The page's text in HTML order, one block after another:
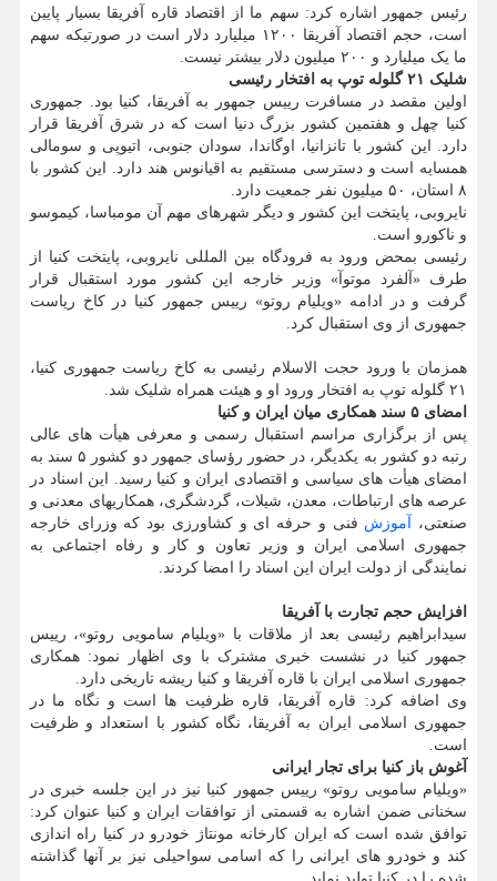
رئیس جمهور اشاره کرد: سهم ما از اقتصاد قاره آفریقا بسیار پایین
است، حجم اقتصاد آفریقا ۱۲۰۰ میلیارد دلار است در صورتیکه سهم
ما یک میلیارد و ۲۰۰ میلیون دلار بیشتر نیست.
شلیک
گلوله توپ به افتخار رئیسی
اولین مقصد در مسافرت رییس جمهور به آفریقا، کنیا بود. جمهوری
کنیا چهل و هفتمین کشور بزرگ دنیا است که در شرق آفریقا قرار
دارد. این کشور با تانزانیا، اوگاندا، سودان جنوبی، اتیوپی و سومالی
همسایه است و دسترسی مستقیم به اقیانوس هند دارد. این کشور با
۸ استان، ۵۰ میلیون نفر جمعیت دارد.
نایروبی، پایتخت این کشور و دیگر شهرهای مهم آن مومباسا، کیموسو
و ناکورو است.
رئیسی بمحض ورود به فرودگاه بین المللی نایروبی، پایتخت کنیا از
طرف «آلفرد موتوآ» وزیر خارجه این کشور مورد استقبال قرار
گرفت و در ادامه «ویلیام روتو» رییس جمهور کنیا در کاخ ریاست
جمهوری از وی استقبال کرد.
همزمان با ورود حجت الاسلام رئیسی به کاخ ریاست جمهوری کنیا،
۲۱ گلوله توپ به افتخار ورود او و هیئت همراه شلیک شد.
امضای
سند همکاری میان ایران و کنیا
پس از برگزاری مراسم استقبال رسمی و معرفی هیأت های عالی
رتبه دو کشور به یکدیگر، در حضور رؤسای جمهور دو کشور ۵ سند به
امضای هیأت های سیاسی و اقتصادی ایران و کنیا رسید. این اسناد در
عرصه های ارتباطات، معدن، شیلات، گردشگری، همکاریهای معدنی و
صنعتی، آموزش فنی و حرفه ای و کشاورزی بود که وزرای خارجه
جمهوری اسلامی ایران و وزیر تعاون و کار و رفاه اجتماعی به
نمایندگی از دولت ایران این اسناد را امضا کردند.
افزایش حجم تجارت با آفریقا
سیدابراهیم رئیسی بعد از ملاقات با «ویلیام سامویی روتو»، رییس
جمهور کنیا در نشست خبری مشترک با وی اظهار نمود: همکاری
جمهوری اسلامی ایران با قاره آفریقا و کنیا ریشه تاریخی دارد.
وی اضافه کرد: قاره آفریقا، قاره ظرفیت ها است و نگاه ما در
جمهوری اسلامی ایران به آفریقا، نگاه کشور با استعداد و ظرفیت
است.
آغوش باز کنیا برای تجار ایرانی
«ویلیام سامویی روتو» رییس جمهور کنیا نیز در این جلسه خبری در
سخنانی ضمن اشاره به قسمتی از توافقات ایران و کنیا عنوان کرد:
توافق شده است که ایران کارخانه مونتاژ خودرو در کنیا راه اندازی
کند و خودرو های ایرانی را که اسامی سواحیلی نیز بر آنها گذاشته